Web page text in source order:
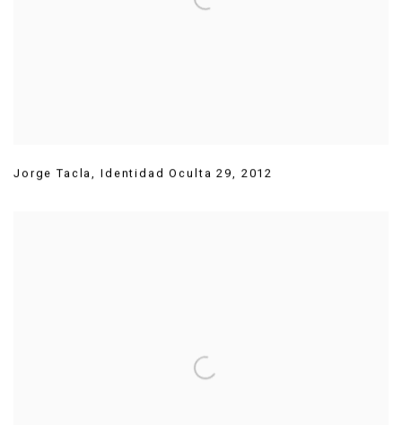
Jorge Tacla, Identidad Oculta 29, 2012